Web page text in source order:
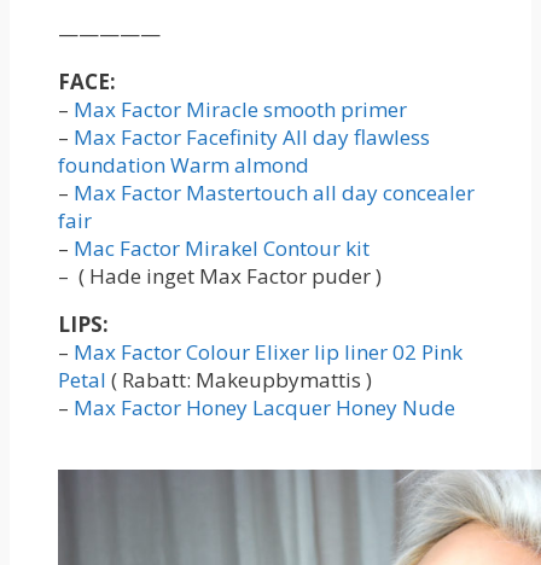
—————
FACE:
– Max Factor Miracle smooth primer
– Max Factor Facefinity All day flawless
foundation Warm almond
– Max Factor Mastertouch all day concealer
fair
– Mac Factor Mirakel Contour kit
– ( Hade inget Max Factor puder )
LIPS:
– Max Factor Colour Elixer lip liner 02 Pink
Petal ( Rabatt: Makeupbymattis )
– Max Factor Honey Lacquer Honey Nude